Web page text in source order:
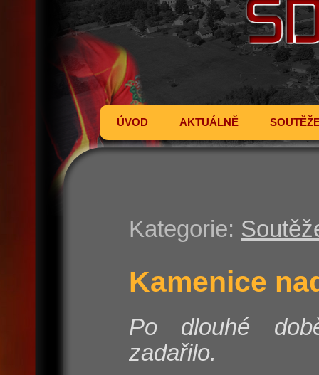
ÚVOD AKTUÁLNĚ
Kategorie:
Kamenice
Po dlouhé
zadařilo.